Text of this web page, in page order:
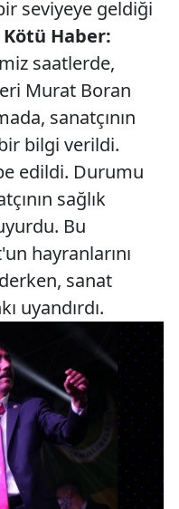
seviyeye geldiği
Haber:
saatlerde,
Murat Boran
sanatçının
bilgi verildi.
edildi. Durumu
sağlık
Bu
hayranlarını
sanat
uyandırdı.